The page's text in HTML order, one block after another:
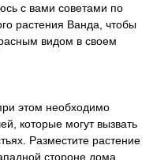
с вами советами по
растения Ванда, чтобы
видом в своем
этом необходимо
которые могут вызвать
Разместите растение
стороне дома,